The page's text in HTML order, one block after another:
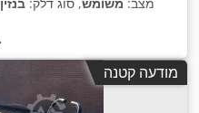
מצב: משומש, סוג דלק: בנזין
מודעה קטנה